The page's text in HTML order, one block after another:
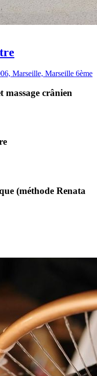
Marseille, Marseille 6ème
massage crânien
(méthode Renata